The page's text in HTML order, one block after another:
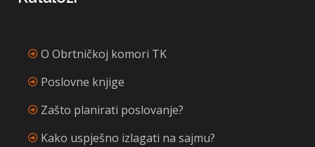
O Obrtničkoj komori TK
Poslovne knjige
Zašto planirati poslovanje?
Kako uspješno izlagati na sajmu?